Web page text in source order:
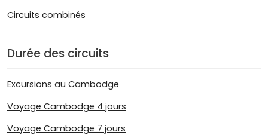
Circuits combinés
Durée des circuits
Excursions au Cambodge
Voyage Cambodge 4 jours
Voyage Cambodge 7 jours